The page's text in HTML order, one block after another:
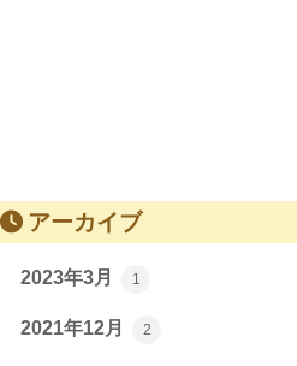
アーカイブ
2023年3月 1
2021年12月 2